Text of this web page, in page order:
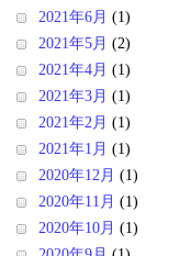
2021年6月 (1)
2021年5月 (2)
2021年4月 (1)
2021年3月 (1)
2021年2月 (1)
2021年1月 (1)
2020年12月 (1)
2020年11月 (1)
2020年10月 (1)